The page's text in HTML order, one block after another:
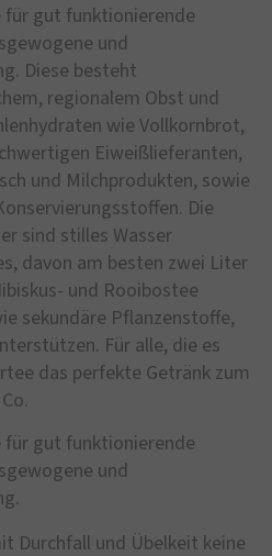
für gut funktionierende
und
Diese besteht
regionalem Obst und
wie Vollkornbrot,
Eiweißlieferanten,
und Milchprodukten, sowie
Die
sind stilles Wasser
davon am besten zwei Liter
und Rooibostee
sekundäre Pflanzenstoffe,
Für alle, die es
das perfekte Getränk zum
für gut funktionierende
und
Durchfall und Übelkeit keine